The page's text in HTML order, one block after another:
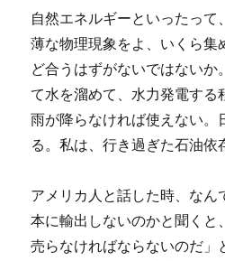
自然エネルギーといったっ
薄な物理現象をよ、いくら集
ど合うはずがないではないか
て水を溜めて、水力発電する
雨が降らなければ使えない。
る。私は、行き過ぎた石油依
アメリカ人と話した時、なん
本に輸出しないのかと聞くと
売らなければならないのだ」